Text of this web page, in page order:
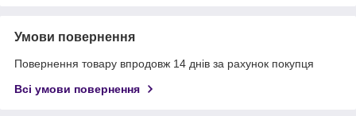
Умови повернення
Повернення товару впродовж 14 днів за рахунок покупця
Всі умови повернення